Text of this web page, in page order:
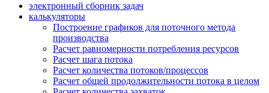
электронный сборник задач
калькуляторы
Построение графиков для поточного метода
производства
Расчет равномерности потребления ресурсов
Расчет шага потока
Расчет количества потоков/процессов
Расчет общей продолжительности потока в целом